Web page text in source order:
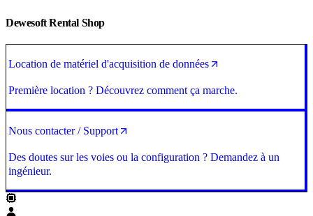
Dewesoft Rental Shop
Location de matériel d'acquisition de données
Première location ? Découvrez comment ça marche.
Nous contacter / Support
Des doutes sur les voies ou la configuration ? Demandez à un
ingénieur.